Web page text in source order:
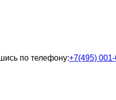
по телефону:+7(495)